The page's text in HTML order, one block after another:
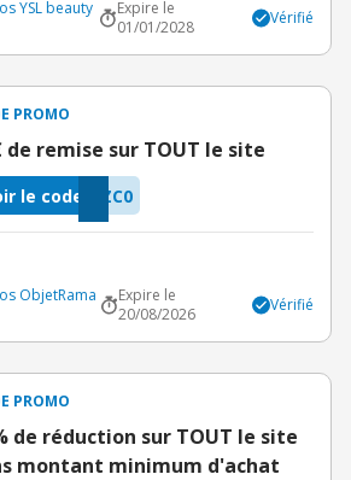
YSL beauty
Expire le
01/01/2028
Vérifié
PROMO
de remise sur TOUT le site
ZC0
le code
ObjetRama
Expire le
20/08/2026
Vérifié
PROMO
de réduction sur TOUT le site
montant minimum d'achat